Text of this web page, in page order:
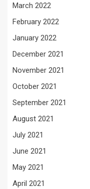
March 2022
February 2022
January 2022
December 2021
November 2021
October 2021
September 2021
August 2021
July 2021
June 2021
May 2021
April 2021